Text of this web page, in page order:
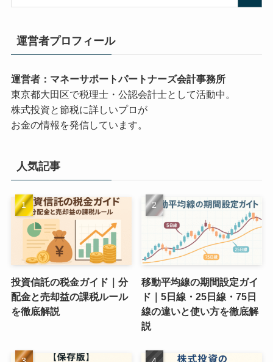
運営者プロフィール
運営者：マネーサポートパートナーズ会計事務所
東京都大田区で税理士・公認会計士として活動中。
株式投資と節税に詳しいプロが
お金の情報を発信しています。
人気記事
投資信託の税金ガイド｜分
配金と売却益の課税ルール
を徹底解説
移動平均線の期間設定ガイ
ド｜5日線・25日線・75日
線の違いと使い方を徹底解
説